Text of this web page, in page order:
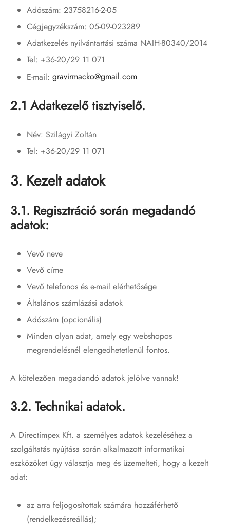
Adószám: 23758216-2-05
Cégjegyzékszám: 05-09-023289
Adatkezelés nyilvántartási száma NAIH-80340/2014
Tel: +36-20/29 11 071
E-mail: gravirmacko@gmail.com
2.1 Adatkezelő tisztviselő.
Név: Szilágyi Zoltán
Tel: +36-20/29 11 071
3. Kezelt adatok
3.1. Regisztráció során megadandó
adatok:
Vevő neve
Vevő címe
Vevő telefonos és e-mail elérhetősége
Általános számlázási adatok
Adószám (opcionális)
Minden olyan adat, amely egy webshopos
megrendelésnél elengedhetetlenül fontos.
A kötelezően megadandó adatok jelölve vannak!
3.2. Technikai adatok.
A Directimpex Kft. a személyes adatok kezeléséhez a
szolgáltatás nyújtása során alkalmazott informatikai
eszközöket úgy választja meg és üzemelteti, hogy a kezelt
adat:
az arra feljogosítottak számára hozzáférhető
(rendelkezésreállás);